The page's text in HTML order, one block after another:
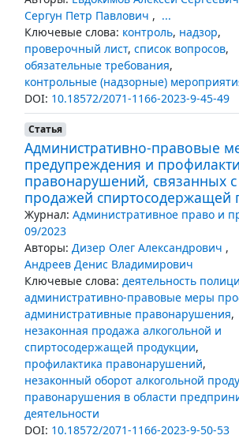
Сергун Петр Павлович , ...
Ключевые слова: контроль, надзор,
проверочный лист, список вопросов,
обязательные требования,
контрольные (надзорные)
DOI: 10.18572/2071-1166-2023-9-45-49
Статья
Административно-правовые
предупреждения и
правонарушений, связанных
продажей спиртосодержащей
Журнал: Административное право и
09/2023
Авторы: Дизер Олег Александрович ,
Андреев Денис Владимирович
Ключевые слова: деятельность
административно-правовые меры
административные правонарушения,
незаконная продажа алкогольной и
спиртосодержащей продукции,
профилактика правонарушений,
незаконный оборот алкогольной
правонарушения в области
деятельности
DOI: 10.18572/2071-1166-2023-9-50-53